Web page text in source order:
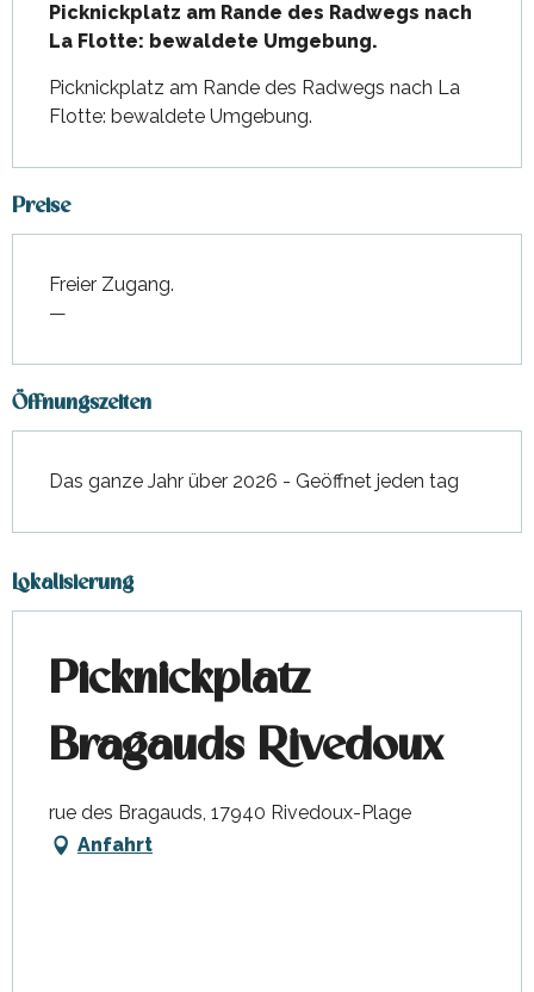
Picknickplatz am Rande des Radwegs nach
La Flotte: bewaldete Umgebung.
Picknickplatz am Rande des Radwegs nach La
Flotte: bewaldete Umgebung.
Preise
Freier Zugang.
—
Öffnungszeiten
Das ganze Jahr über 2026 - Geöffnet jeden tag
Lokalisierung
Picknickplatz
Bragauds Rivedoux
rue des Bragauds, 17940 Rivedoux-Plage
Anfahrt